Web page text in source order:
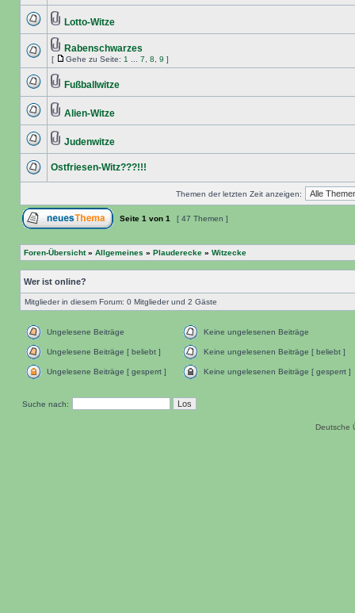
Lotto-Witze
Rabenschwarzes
[ Gehe zu Seite: 1 7 8 9 ]
Fußballwitze
Alien-Witze
Judenwitze
Ostfriesen-Witz???!!!
Themen der letzten Zeit anzeigen:
Seite 1 von 1 [ 47 Themen ]
Foren-Übersicht» Allgemeines » Plauderecke » Witzecke
Wer ist online?
Mitglieder in diesem Forum: 0 Mitglieder und 2 Gäste
Ungelesene Beiträge Keine ungelesenen Beiträge
Ungelesene Beiträge [ beliebt ] Keine ungelesenen Beiträge [ beliebt ]
Ungelesene Beiträge [ gesperrt ] Keine ungelesenen Beiträge [ gesperrt ]
Suche nach:
Deutsche